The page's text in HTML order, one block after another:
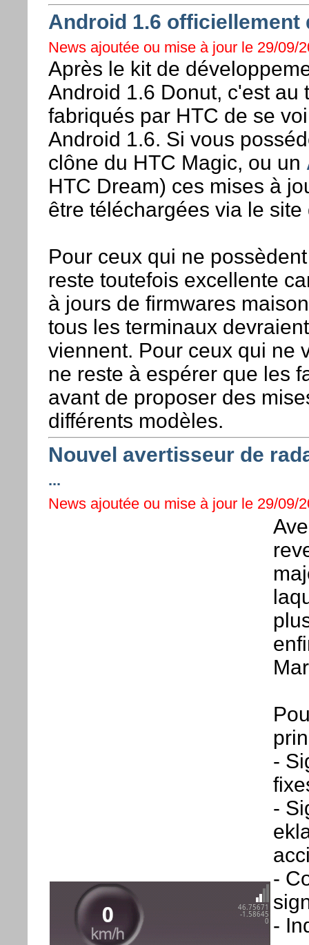
Android 1.6 officiellement
News ajoutée ou mise à jour le 29/09/
Après le kit de
Android 1.6 Donut, c'est
fabriqués par HTC de se
Android 1.6. Si vous
clône du HTC Magic, ou un
HTC Dream) ces mises à
être téléchargées via le site
Pour ceux qui ne
reste toutefois excellente
à jours de firmwares
tous les terminaux
viennent. Pour ceux qui ne
ne reste à espérer que les
avant de proposer des
différents modèles.
Nouvel avertisseur de
...
News ajoutée ou mise à jour le 29/09/
-
-
-
-